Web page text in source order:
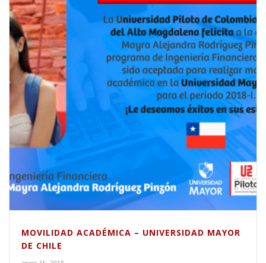
MOVILIDAD ACADÉMICA – UNIVERSIDAD MAYOR
DE CHILE